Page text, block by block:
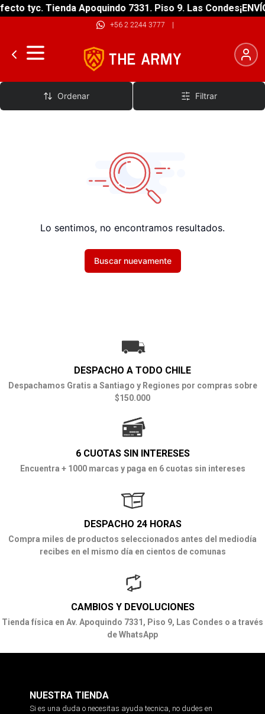
tyc. Tienda Apoquindo 7331. Piso 9. Las Condes
+56 2 2244 3777 |
Monturas Shifter
Ordenar Filtrar
Lo sentimos, no encontramos resultados.
Buscar nuevamente
DESPACHO A TODO CHILE
Despachamos Gratis a Santiago y Regiones por compras sobre
$150.000
6 CUOTAS SIN INTERESES
Encuentra + 1000 marcas y paga en 6 cuotas sin intereses
DESPACHO 24 HORAS
Compra miles de productos seleccionados antes del mediodía
recibes en el mismo día en cientos de comunas
CAMBIOS Y DEVOLUCIONES
Tienda física en Av. Apoquindo 7331, Piso 9, Las Condes o a través
de WhatsApp
NUESTRA TIENDA
Si es una duda o necesitas ayuda tecnica, no dudes en